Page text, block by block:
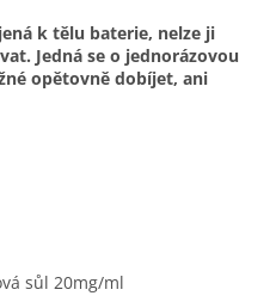
k tělu baterie, nelze ji
Jedná se o jednorázovou
opětovně dobíjet, ani
sůl 20mg/ml